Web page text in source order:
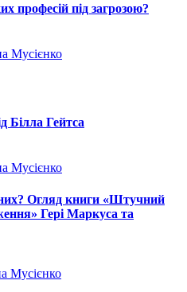
професій під загрозою?
Мусієнко
Білла Гейтса
Мусієнко
Огляд книги «Штучний
Гері Маркуса та
Мусієнко